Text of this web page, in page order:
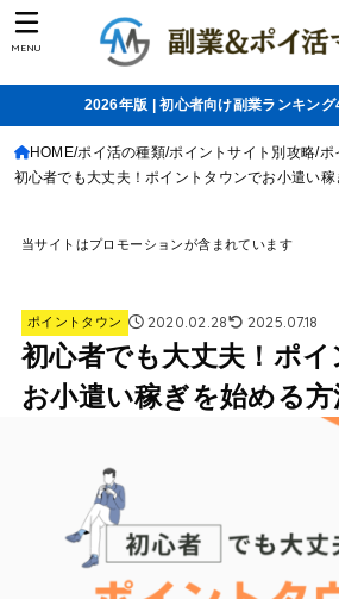
MENU
2026年版 | 初心者向け副業ランキン
HOME ポイ活の種類 ポイントサイト別攻略 ポ
初心者でも大丈夫！ポイントタウンでお小遣い
当サイトはプロモーションが含まれています
ポイントタウン 2020.02.28 2025.07.18
初心者でも大丈夫！ポ
お小遣い稼ぎを始める方